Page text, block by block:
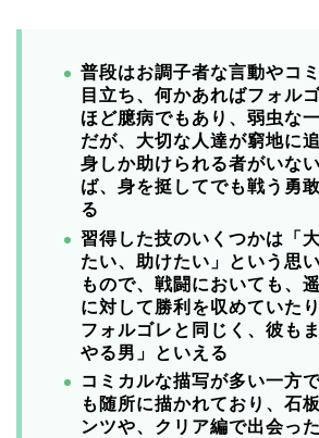
普段はお調子者な言動やコ
目立ち、何かあればフォル
ほど臆病でもあり、弱虫な
だが、大切な人達が窮地に
身しか助けられる者がいな
ば、身を挺してでも戦う勇
る
習得した技のいくつかは「
たい、助けたい」という思
もので、戦闘においても、
に対して勝利を収めていた
フォルゴレと同じく、彼も
やる男」といえる
コミカルな描写が多い一方
も随所に描かれており、石
ンツや、クリア編で出会っ